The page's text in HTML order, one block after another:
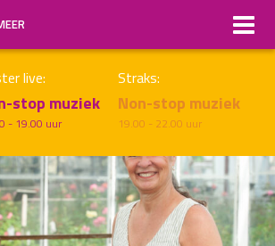
live:
stop muziek
- 19.00 uur
Straks:
Non-stop muziek
19.00 - 22.00 uur
18.00
uur 1 van 1 Volgend uur